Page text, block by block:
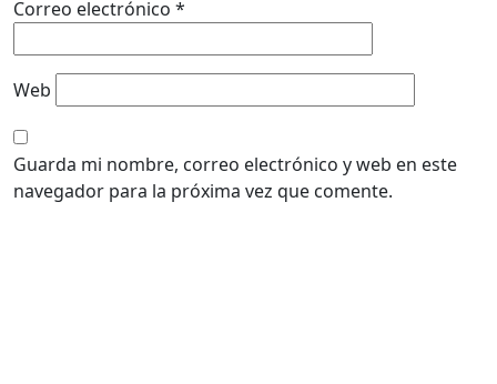
Correo electrónico *
Web
Guarda mi nombre, correo electrónico y web en este
navegador para la próxima vez que comente.